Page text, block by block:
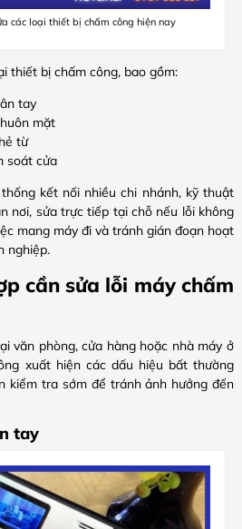
các loại thiết bị chấm công hiện nay
thiết bị chấm công, bao gồm:
tay
mặt
từ
soát cửa
kết nối nhiều chi nhánh, kỹ thuật
nơi, sửa trực tiếp tại chỗ nếu lỗi không
mang máy đi và tránh gián đoạn hoạt
nghiệp.
cần sửa lỗi máy chấm
văn phòng, cửa hàng hoặc nhà máy ở
xuất hiện các dấu hiệu bất thường
kiểm tra sớm để tránh ảnh hưởng đến
tay